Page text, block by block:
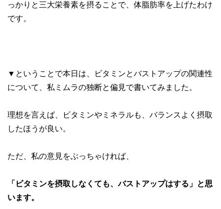
っかりと三大栄養素を摂ることで、体脂肪率を上げたわけ
です。
▼ということで本日は、ビタミンとバストアップの関連性
について、私ミムラの独断と偏見で書いてみました。
理想を言えば、ビタミンやミネラルも、バランスよく摂取
したほうが良い。
ただ、私の意見をぶっちゃければ、
「ビタミンを摂取しなくても、バストアップはする」と思
います。